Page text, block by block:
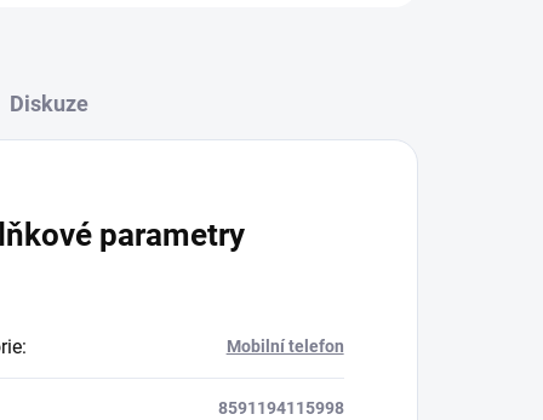
Diskuze
parametry
: Mobilní telefon
8591194115998